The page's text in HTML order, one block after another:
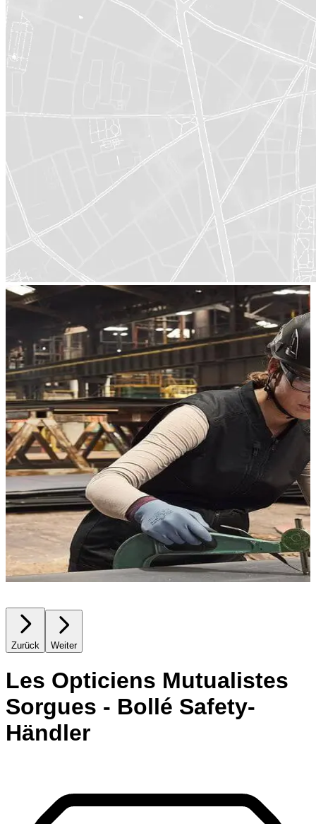
Zurück Weiter
Les Opticiens Mutualistes
Sorgues - Bollé Safety-
Händler